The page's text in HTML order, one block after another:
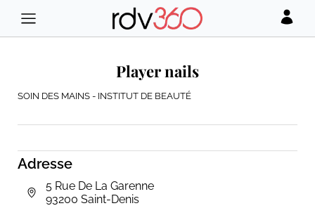
Adresse
5 Rue De La Garenne
93200 Saint-Denis
Player nails
SOIN DES MAINS - INSTITUT DE BEAUTÉ